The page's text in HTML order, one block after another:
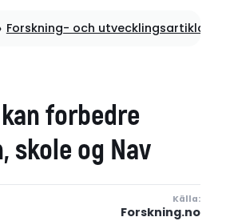
Forskning- och utvecklingsartiklar
forbedre
skole og Nav
Källa:
Forskning.no